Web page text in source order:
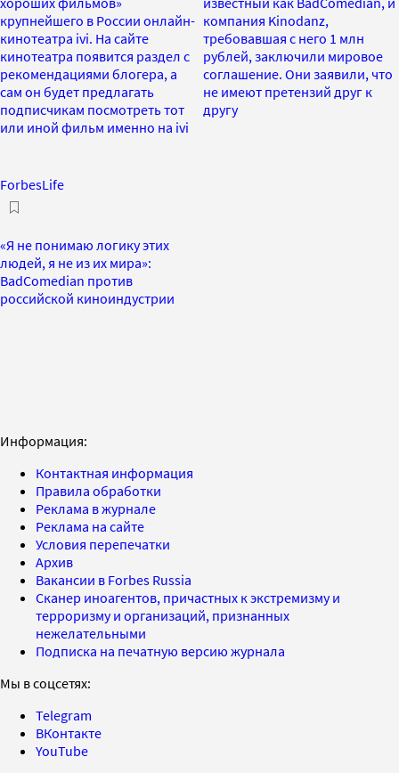
крупнейшего в России онлайн-
кинотеатра ivi. На сайте
кинотеатра появится раздел с
рекомендациями блогера, а
сам он будет предлагать
подписчикам посмотреть тот
или иной фильм именно на ivi
компания Kinodanz,
требовавшая с него 1 млн
рублей, заключили мировое
соглашение. Они заявили, что
не имеют претензий друг к
другу
ForbesLife
«Я не понимаю логику этих
людей, я не из их мира»:
BadComedian против
российской киноиндустрии
Информация:
Контактная информация
Правила обработки
Реклама в журнале
Реклама на сайте
Условия перепечатки
Архив
Вакансии в Forbes Russia
Сканер иноагентов, причастных к экстремизму и
терроризму и организаций, признанных
нежелательными
Подписка на печатную версию журнала
Мы в соцсетях:
Telegram
ВКонтакте
YouTube